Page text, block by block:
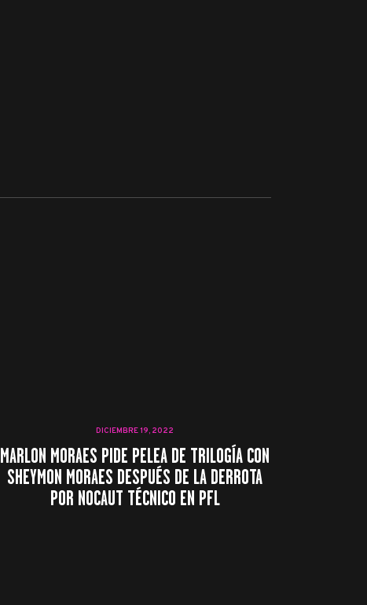
DICIEMBRE 19, 2022
MARLON MORAES PIDE PELEA DE TRILOGÍA CON
SHEYMON MORAES DESPUÉS DE LA DERROTA
POR NOCAUT TÉCNICO EN PFL